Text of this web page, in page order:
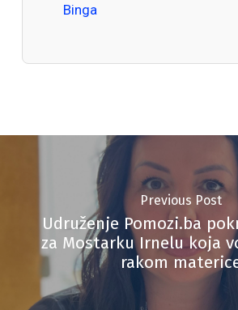
Binga
Previous Post
Udruženje Pomozi.ba
za Mostarku Irnelu koja
rakom